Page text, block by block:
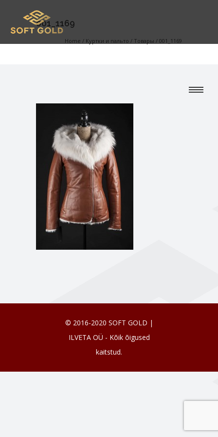
001_1169
Home / Куртки и пальто / Товары / 001_1169
© 2016-2020 SOFT GOLD |
ILVETA OÜ - Kõik õigused
kaitstud.